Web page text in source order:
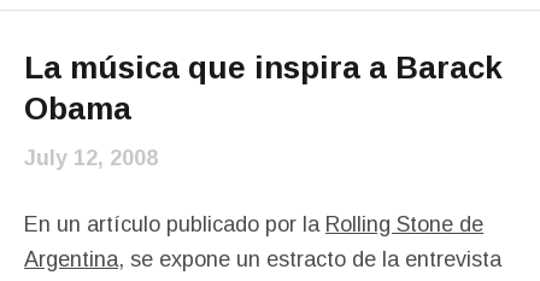
La música que inspira a Barack
Obama
July 12, 2008
En un artículo publicado por la Rolling Stone de
Argentina, se expone un estracto de la entrevista